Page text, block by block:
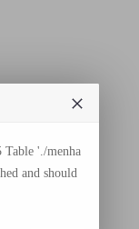
'./menha
and should